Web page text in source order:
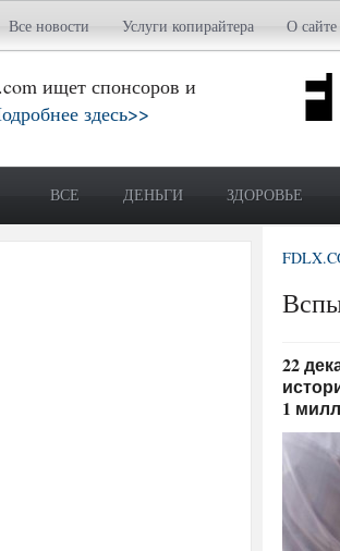
Все новости Услуги копирайтера О сайте
ищет спонсоров и
здесь>>
ВСЕ ДЕНЬГИ ЗДОРОВЬЕ
22
1